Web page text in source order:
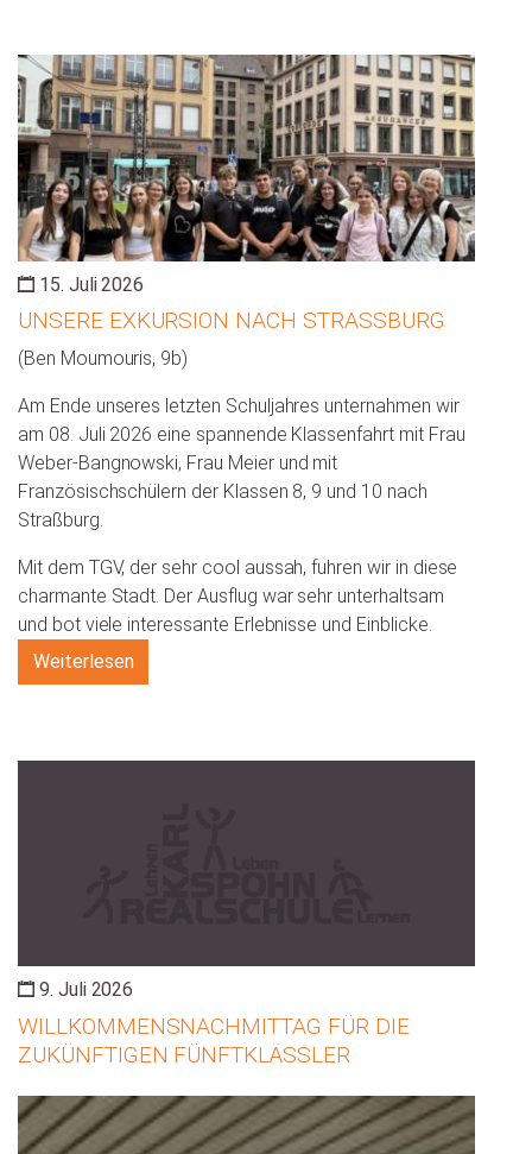
15. Juli 2026
UNSERE EXKURSION NACH STRASSBURG
(Ben Moumouris, 9b)
Am Ende unseres letzten Schuljahres unternahmen wir
am 08. Juli 2026 eine spannende Klassenfahrt mit Frau
Weber-Bangnowski, Frau Meier und mit
Französischschülern der Klassen 8, 9 und 10 nach
Straßburg.
Mit dem TGV, der sehr cool aussah, fuhren wir in diese
charmante Stadt. Der Ausflug war sehr unterhaltsam
und bot viele interessante Erlebnisse und Einblicke.
Weiterlesen
9. Juli 2026
WILLKOMMENSNACHMITTAG FÜR DIE
ZUKÜNFTIGEN FÜNFTKLÄSSLER